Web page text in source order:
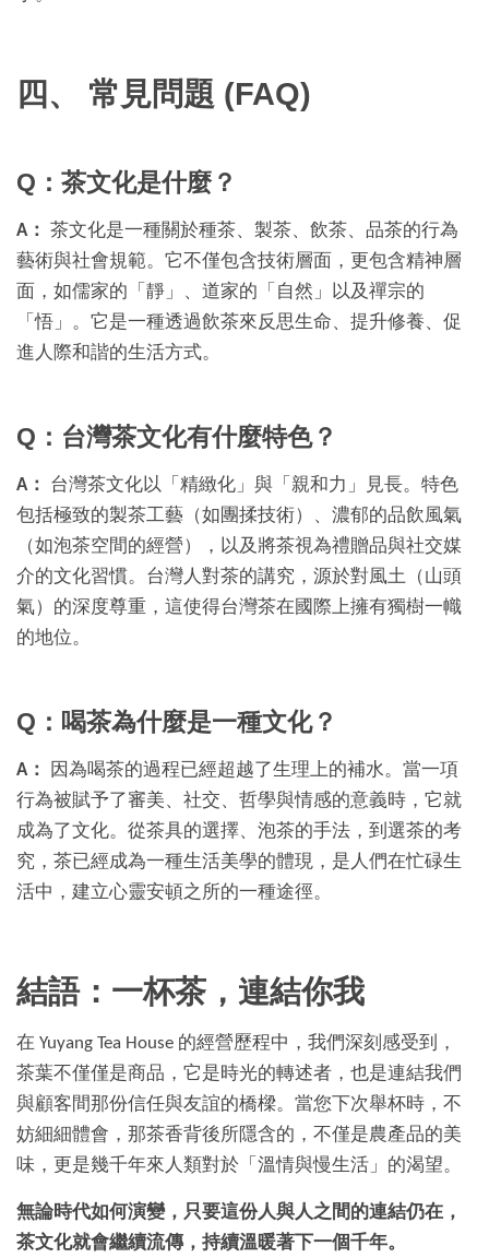
四、 常見問題 (FAQ)
Q：茶文化是什麼？
A： 茶文化是一種關於種茶、製茶、飲茶、品茶的行為
藝術與社會規範。它不僅包含技術層面，更包含精神層
面，如儒家的「靜」、道家的「自然」以及禪宗的
「悟」。它是一種透過飲茶來反思生命、提升修養、促
進人際和諧的生活方式。
Q：台灣茶文化有什麼特色？
A：
台灣茶文化以「精緻化」與「親和力」見長。特色
包括極致的製茶工藝（如團揉技術）、濃郁的品飲風氣
（如泡茶空間的經營），以及將茶視為禮贈品與社交媒
介的文化習慣。台灣人對茶的講究，源於對風土（山頭
氣）的深度尊重，這使得台灣茶在國際上擁有獨樹一幟
的地位。
Q：喝茶為什麼是一種文化？
A：
因為喝茶的過程已經超越了生理上的補水。當一項
行為被賦予了審美、社交、哲學與情感的意義時，它就
成為了文化。從茶具的選擇、泡茶的手法，到選茶的考
究，茶已經成為一種生活美學的體現，是人們在忙碌生
活中，建立心靈安頓之所的一種途徑。
結語：一杯茶，連結你我
在 Yuyang Tea House 的經營歷程中，我們深刻感受到，
茶葉不僅僅是商品，它是時光的轉述者，也是連結我們
與顧客間那份信任與友誼的橋樑。當您下次舉杯時，不
妨細細體會，那茶香背後所隱含的，不僅是農產品的美
味，更是幾千年來人類對於「溫情與慢生活」的渴望。
無論時代如何演變，只要這份人與人之間的連結仍在，
茶文化就會繼續流傳，持續溫暖著下一個千年。